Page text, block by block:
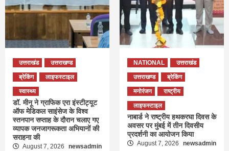
उत्तराखंड
उत्तराखण्ड
ब्रेकिंग
लाइफस्टाइल
स्वास्थ्य
डॉ. मीनू ने ग्राफिक एरा इंस्टीट्यूट
ऑफ मेडिकल साइंसेज के विश्व
स्तनपान सप्ताह के दौरान चलाए गए
व्यापक जनजागरूकता अभियानों की
सराहना की
August 7, 2026 newsadmin
NATIONAL
उत्तराखंड
उत्तराखण्ड
ब्रेकिंग
मनोरंजन
राष्ट्रीय
लाइफस्टाइल
नाबार्ड ने राष्ट्रीय हथकरघा दिवस के
अवसर पर मुंबई में तीन दिवसीय
प्रदर्शनी का आयोजन किया
August 7, 2026 newsadmin